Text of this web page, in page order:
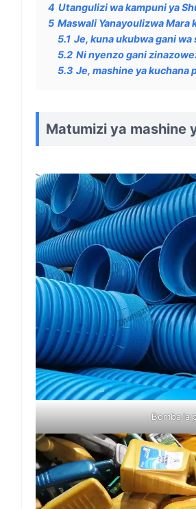
4 Utangulizi wa kampuni ya
5 Maswali Yanayoulizwa Mara
5.1 Je, kuna ukubwa gani
5.2 Ni nyenzo gani
5.3 Je, mashine ya kuchana
Matumizi ya mashine
Bomba la